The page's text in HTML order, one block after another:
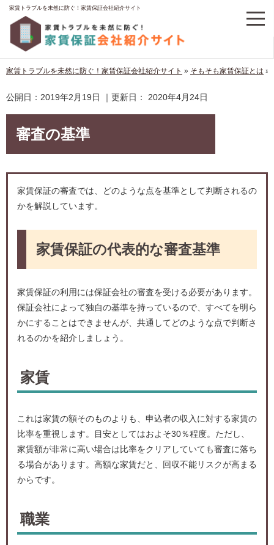
家賃トラブルを未然に防ぐ！家賃保証会社紹介サイト
家賃トラブルを未然に防ぐ！家賃保証会社紹介サイト » そもそも家賃保証とは »
公開日： 2019年2月19日 ｜更新日： 2020年4月24日
審査の基準
家賃保証の審査では、どのような点を基準として判断されるの
かを解説しています。
家賃保証の代表的な審査基準
家賃保証の利用には保証会社の審査を受ける必要があります。
保証会社によって独自の基準を持っているので、すべてを明ら
かにすることはできませんが、共通してどのような点で判断さ
れるのかを紹介しましょう。
家賃
これは家賃の額そのものよりも、申込者の収入に対する家賃の
比率を重視します。目安としてはおよそ30％程度。ただし、
家賃額が非常に高い場合は比率をクリアしていても審査に落ち
る場合があります。高額な家賃だと、回収不能リスクが高まる
からです。
職業